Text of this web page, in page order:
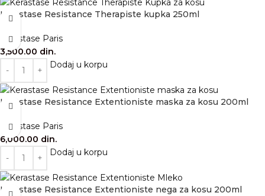
Kérastase Resistance Therapiste kupka 250ml
Kérastase Paris
3,500.00 din.
Dodaj u korpu
Kérastase Resistance Extentioniste maska za kosu 200ml
Kérastase Paris
6,000.00 din.
Dodaj u korpu
Kérastase Resistance Extentioniste nega za kosu 200ml